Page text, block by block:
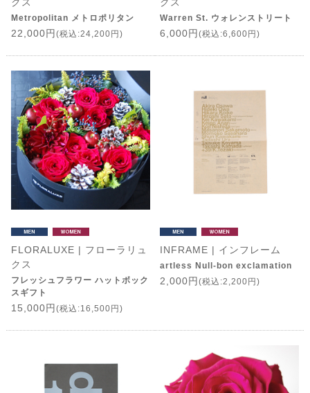
クス
Metropolitan メトロポリタン
22,000円 (税込:24,200円)
クス
Warren St. ウォレンストリート
6,000円 (税込:6,600円)
FLORALUXE | フローラリュ
クス
フレッシュフラワー ハットボック
スギフト
15,000円 (税込:16,500円)
INFRAME | インフレーム
artless Null-bon exclamation
2,000円 (税込:2,200円)